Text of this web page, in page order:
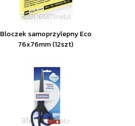
Bloczek samoprzylepny Eco
76x76mm (12szt)